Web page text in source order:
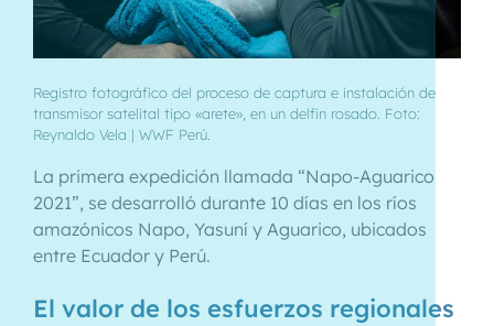
Registro fotográfico del proceso de captura e instalación de
transmisor satelital tipo «arete», en un delfín rosado. Foto:
Reynaldo Vela | WWF Perú.
La primera expedición llamada “Napo-Aguarico
2021”, se desarrolló durante 10 días en los ríos
amazónicos Napo, Yasuní y Aguarico, ubicados
entre Ecuador y Perú.
El valor de los esfuerzos regionales